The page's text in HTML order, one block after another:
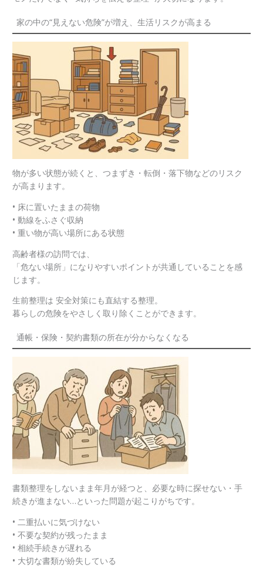
家の中の“見えない危険”が増え、生活リスクが高まる
物が多い状態が続くと、つまずき・転倒・落下物などのリスク
が高まります。
• 床に置いたままの荷物
• 動線をふさぐ収納
• 重い物が高い場所にある状態
高齢者様の訪問では、
「危ない場所」になりやすいポイントが共通していることを感
じます。
生前整理は 安全対策にも直結する整理。
暮らしの危険をやさしく取り除くことができます。
通帳・保険・契約書類の所在が分からなくなる
書類整理をしないまま年月が経つと、必要な時に探せない・手
続きが進まない…といった問題が起こりがちです。
• 二重払いに気づけない
• 不要な契約が残ったまま
• 相続手続きが遅れる
• 大切な書類が紛失している